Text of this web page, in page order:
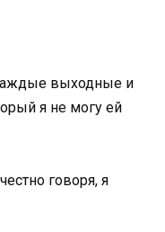
выходные и
я не могу ей
говоря, я